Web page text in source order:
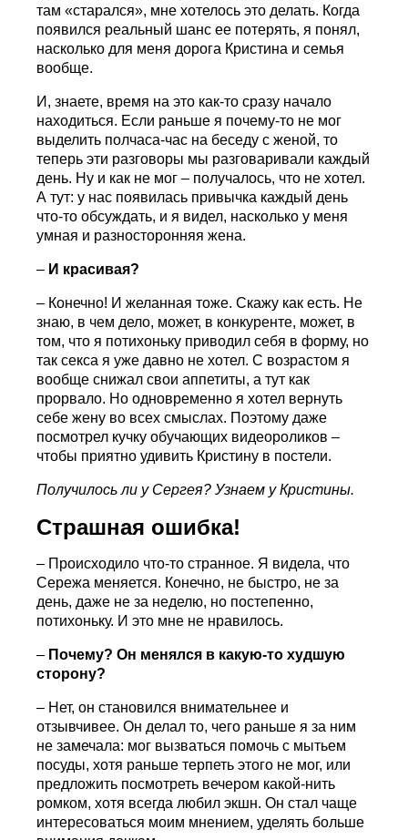
там «старался», мне хотелось это делать. Когда
появился реальный шанс ее потерять, я понял,
насколько для меня дорога Кристина и семья
вообще.
И, знаете, время на это как-то сразу начало
находиться. Если раньше я почему-то не мог
выделить полчаса-час на беседу с женой, то
теперь эти разговоры мы разговаривали каждый
день. Ну и как не мог – получалось, что не хотел.
А тут: у нас появилась привычка каждый день
что-то обсуждать, и я видел, насколько у меня
умная и разносторонняя жена.
– И красивая?
– Конечно! И желанная тоже. Скажу как есть. Не
знаю, в чем дело, может, в конкуренте, может, в
том, что я потихоньку приводил себя в форму, но
так секса я уже давно не хотел. С возрастом я
вообще снижал свои аппетиты, а тут как
прорвало. Но одновременно я хотел вернуть
себе жену во всех смыслах. Поэтому даже
посмотрел кучку обучающих видеороликов –
чтобы приятно удивить Кристину в постели.
Получилось ли у Сергея? Узнаем у Кристины.
Страшная ошибка!
– Происходило что-то странное. Я видела, что
Сережа меняется. Конечно, не быстро, не за
день, даже не за неделю, но постепенно,
потихоньку. И это мне не нравилось.
– Почему? Он менялся в какую-то худшую
сторону?
– Нет, он становился внимательнее и
отзывчивее. Он делал то, чего раньше я за ним
не замечала: мог вызваться помочь с мытьем
посуды, хотя раньше терпеть этого не мог, или
предложить посмотреть вечером какой-нить
ромком, хотя всегда любил экшн. Он стал чаще
интересоваться моим мнением, уделять больше